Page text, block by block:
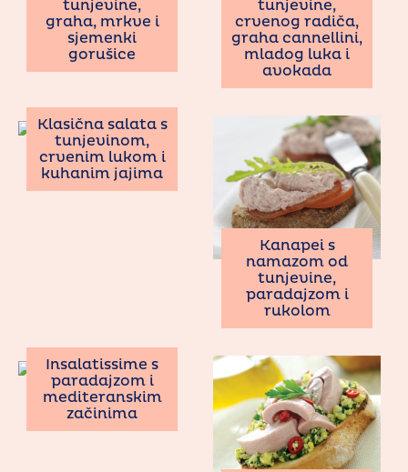
tunjevine,
graha, mrkve i
sjemenki
gorušice
tunjevine,
crvenog radiča,
graha cannellini,
mladog luka i
avokada
Klasična salata s
tunjevinom,
crvenim lukom i
kuhanim jajima
Kanapei s
namazom od
tunjevine,
paradajzom i
rukolom
Insalatissime s
paradajzom i
mediteranskim
začinima